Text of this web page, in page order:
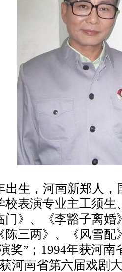
生，河南新郑人，
校表演专业主工须生
门》、《李豁子离婚
陈三两》、《风雪
奖”；1994年获河
河南省第六届戏剧